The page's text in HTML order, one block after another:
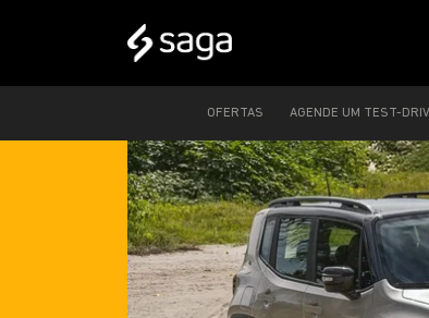
OFERTAS AGENDE UM TEST-